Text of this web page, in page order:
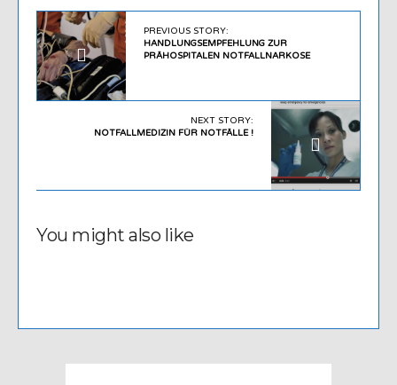
PREVIOUS STORY:
HANDLUNGSEMPFEHLUNG ZUR
PRÄHOSPITALEN NOTFALLNARKOSE
NEXT STORY:
NOTFALLMEDIZIN FÜR NOTFÄLLE !
You might also like